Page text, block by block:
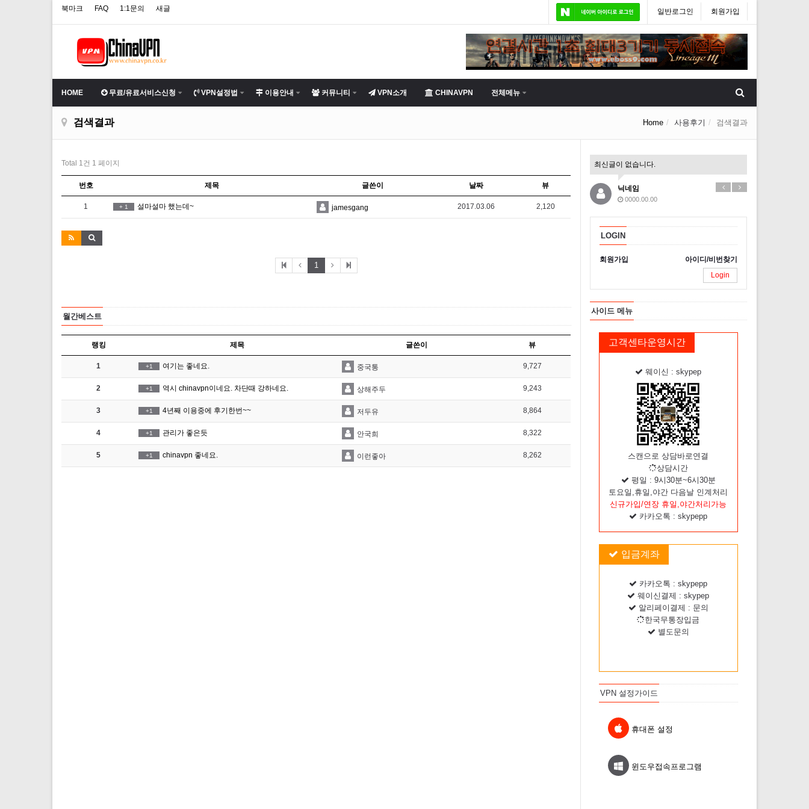
북마크 FAQ 1:1문의 새글 일반로그인 회원가입
HOME 무료/유료서비스신청 VPN설정법 이용안내 커뮤니티 VPN소개 CHINAVPN 전체메뉴
검색결과 Home 사용후기 검색결과
Total 1건 1 페이지
번호 제목 글쓴이 날짜 뷰
1 + 1 설마설마 했는데~ jamesgang 2017.03.06 2,120
1
월간베스트
랭킹 제목 글쓴이 뷰
1 +1 여기는 좋네요. 중국통 9,727
2 +1 역시 chinavpn이네요. 차단때 강하네요. 상해주두 9,243
3 +1 4년째 이용중에 후기한번~~ 저두유 8,864
4 +1 관리가 좋은듯 안국희 8,322
5 +1 chinavpn 좋네요. 이런좋아 8,262
최신글이 없습니다.
닉네임
0000.00.00
LOGIN
회원가입
아이디/비번찾기
Login
사이드 메뉴
고객센타운영시간
웨이신 : skypep
스캔으로 상담바로연결
상담시간
평일 : 9시30분~6시30분
토요일,휴일,야간 다음날 인계처리
신규가입/연장 휴일,야간처리가능
카카오톡 : skypepp
입금계좌
카카오톡 : skypepp
웨이신결제 : skypep
알리페이결제 : 문의
한국무통장입금
별도문의
VPN 설정가이드
휴대폰 설정
윈도우접속프로그램